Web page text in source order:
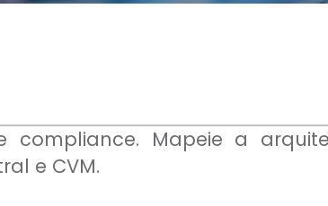
Mapeie a
e CVM.